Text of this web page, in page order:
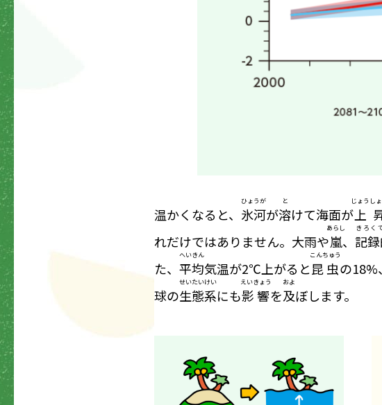
温かくなると、 氷河
ひょうが
が溶
と
けて海面が 上
じょうし
れだけではありません。大雨や嵐
あらし
、 記
きろく
た、 平均
へいきん
気温が2℃上がると昆虫
こんちゅう
の18%
球の生態系
せいたいけい
にも影響
えいきょう
を及
およ
ぼします。